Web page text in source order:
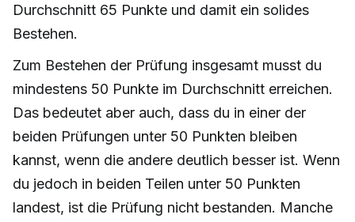
Durchschnitt 65 Punkte und damit ein solides
Bestehen.
Zum Bestehen der Prüfung insgesamt musst du
mindestens 50 Punkte im Durchschnitt erreichen.
Das bedeutet aber auch, dass du in einer der
beiden Prüfungen unter 50 Punkten bleiben
kannst, wenn die andere deutlich besser ist. Wenn
du jedoch in beiden Teilen unter 50 Punkten
landest, ist die Prüfung nicht bestanden. Manche